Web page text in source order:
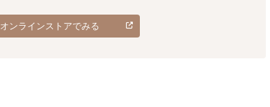
オンラインストアでみる